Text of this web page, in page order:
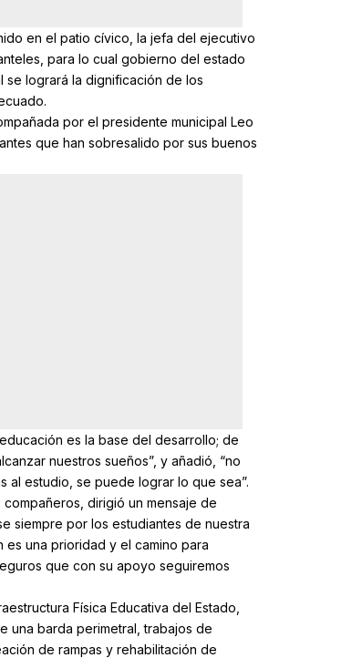
en el patio cívico, la jefa del ejecutivo
para lo cual gobierno del estado
se logrará la dignificación de los
por el presidente municipal Leo
que han sobresalido por sus buenos
es la base del desarrollo; de
nuestros sueños”, y añadió, “no
al estudio, se puede lograr lo que sea”.
dirigió un mensaje de
siempre por los estudiantes de nuestra
una prioridad y el camino para
que con su apoyo seguiremos
Física Educativa del Estado,
una barda perimetral, trabajos de
de rampas y rehabilitación de